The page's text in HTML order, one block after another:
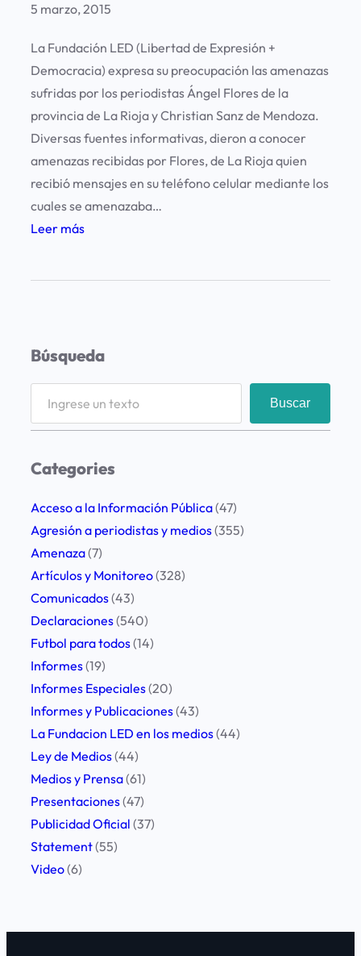
5 marzo, 2015
La Fundación LED (Libertad de Expresión +
Democracia) expresa su preocupación las amenazas
sufridas por los periodistas Ángel Flores de la
provincia de La Rioja y Christian Sanz de Mendoza.
Diversas fuentes informativas, dieron a conocer
amenazas recibidas por Flores, de La Rioja quien
recibió mensajes en su teléfono celular mediante los
cuales se amenazaba…
Leer más:
z
a
n
a
e
r
o
a
s
a
M
Búsqueda
r
h
Buscar
Categories
Acceso a la Información Pública(47)
Agresión a periodistas y medios(355)
Amenaza(7)
Artículos y Monitoreo(328)
Comunicados(43)
Declaraciones(540)
Futbol para todos(14)
Informes(19)
Informes Especiales(20)
Informes y Publicaciones(43)
La Fundacion LED en los medios(44)
Ley de Medios(44)
Medios y Prensa(61)
Presentaciones(47)
Publicidad Oficial (37)
Statement(55)
Video(6)